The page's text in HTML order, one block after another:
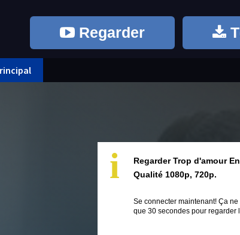
Regarder
i
Regarder Trop d'amour
Qualité 1080p, 720p.
Se connecter maintenant! Ça ne
que 30 secondes pour regarder